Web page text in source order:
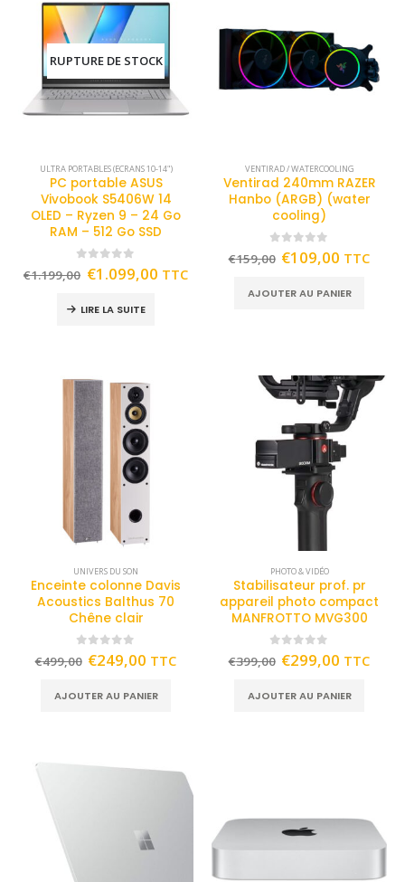
RUPTURE DE STOCK
ULTRA PORTABLES (ECRANS 10-14")
PC portable ASUS
Vivobook S5406W 14
OLED – Ryzen 9 – 24 Go
RAM – 512 Go SSD
out of 5
€1.199,00 €1.099,00 TTC
LIRE LA SUITE
VENTIRAD / WATERCOOLING
Ventirad 240mm RAZER
Hanbo (ARGB) (water
cooling)
out of 5
€159,00 €109,00 TTC
AJOUTER AU PANIER
UNIVERS DU SON
Enceinte colonne Davis
Acoustics Balthus 70
Chêne clair
out of 5
€499,00 €249,00 TTC
AJOUTER AU PANIER
PHOTO & VIDÉO
Stabilisateur prof. pr
appareil photo compact
MANFROTTO MVG300
out of 5
€399,00 €299,00 TTC
AJOUTER AU PANIER